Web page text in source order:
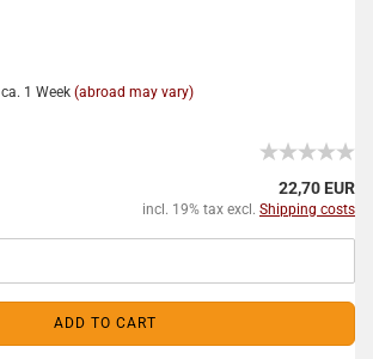
ca. 1 Week (abroad may vary)
22,70 EUR
incl. 19% tax excl. Shipping costs
ADD TO CART